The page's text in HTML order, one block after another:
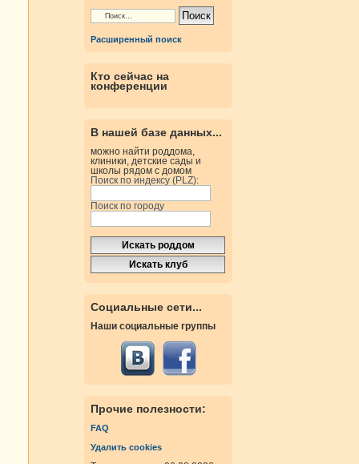
Расширенный поиск
Кто сейчас на
конференции
В нашей базе данных...
можно найти роддома,
клиники, детские сады и
школы рядом с домом
Поиск по индексу (PLZ):
Поиск по городу
Социальные сети...
Наши социальные группы
Прочие полезности:
FAQ
Удалить cookies